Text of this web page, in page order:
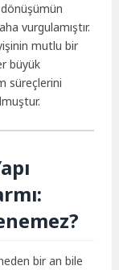
vurgulamıştır.
mutlu bir
büyük
süreçlerini
bir an bile